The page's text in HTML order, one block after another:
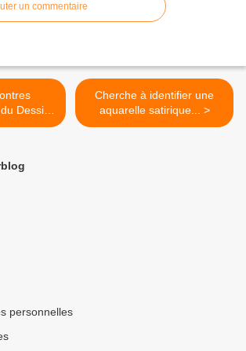
un commentaire
Dessin
Cherche à identifier une
aquarelle satirique... >
personnelles